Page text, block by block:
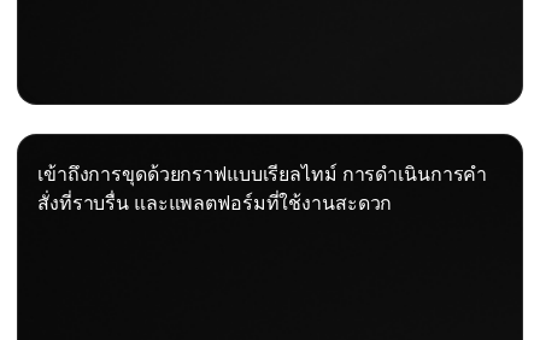
เข้าถึงการขุดด้วยกราฟแบบเรียลไทม์ การดำเนินการคำ
สั่งที่ราบรื่น และแพลตฟอร์มที่ใช้งานสะดวก